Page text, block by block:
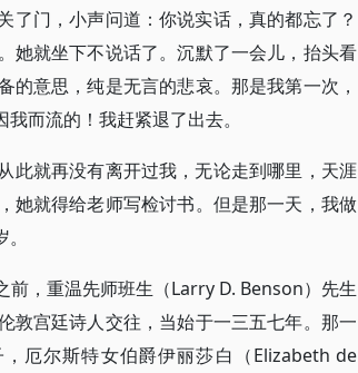
了门，小声问道：你说实话，真的都忘了？
她就坐下不说话了。沉默了一会儿，抬头看
意思，纯是无言的悲哀。那是我第一次，
而流的！我赶紧退了出去。
此就再没有离开过我，无论走到哪里，天涯
她就得给老师写检讨书。但是那一天，我做
，重温先师班生（Larry D. Benson）先生
敦宫廷诗人交往，当始于一三五七年。那一
厄尔斯特女伯爵伊丽莎白（Elizabeth de